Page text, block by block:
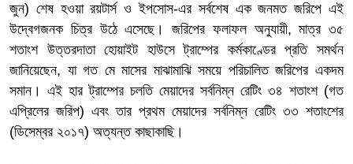
জুন) শেষ হওয়া রয়টার্স ও ইপসোস-এর সর্বশেষ এক জনমত জরিপে এই
উদ্বেগজনক চিত্র উঠে এসেছে। জরিপের ফলাফল অনুযায়ী, মাত্র ৩৫
শতাংশ উত্তরদাতা হোয়াইট হাউসে ট্রাম্পের কর্মকাণ্ডের প্রতি সমর্থন
জানিয়েছেন, যা গত মে মাসের মাঝামাঝি সময়ে পরিচালিত জরিপের একদম
সমান। এই হার ট্রাম্পের চলতি মেয়াদের সর্বনিম্ন রেটিং ৩৪ শতাংশ (গত
এপ্রিলের জরিপ) এবং তার প্রথম মেয়াদের সর্বনিম্ন রেটিং ৩৩ শতাংশের
(ডিসেম্বর ২০১৭) অত্যন্ত কাছাকাছি।